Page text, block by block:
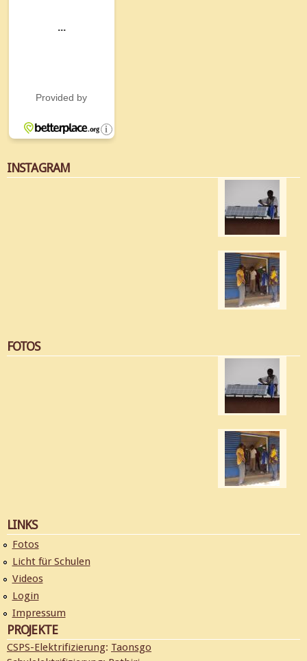
INSTAGRAM
FOTOS
LINKS
Fotos
Licht für Schulen
Videos
Login
Impressum
PROJEKTE
CSPS-Elektrifizierung: Taonsgo